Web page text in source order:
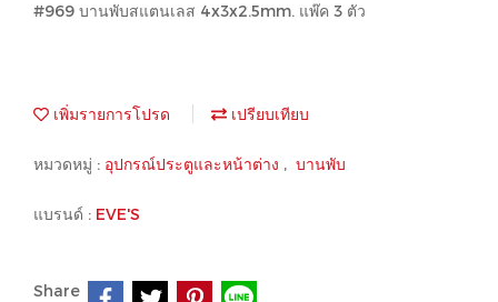
#969 บานพับสแตนเลส 4x3x2.5mm. แพ๊ค 3 ตัว
เพิ่มรายการโปรด เปรียบเทียบ
หมวดหมู่ : อุปกรณ์ประตูและหน้าต่าง , บานพับ
แบรนด์ : EVE'S
Share